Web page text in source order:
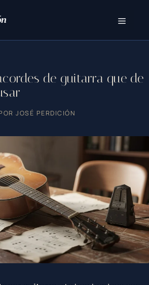
de guitarra que de
JOSÉ PERDICIÓN